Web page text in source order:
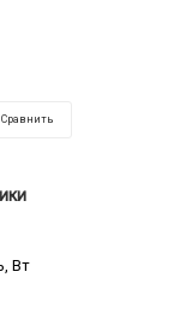
Сравнить
Вт